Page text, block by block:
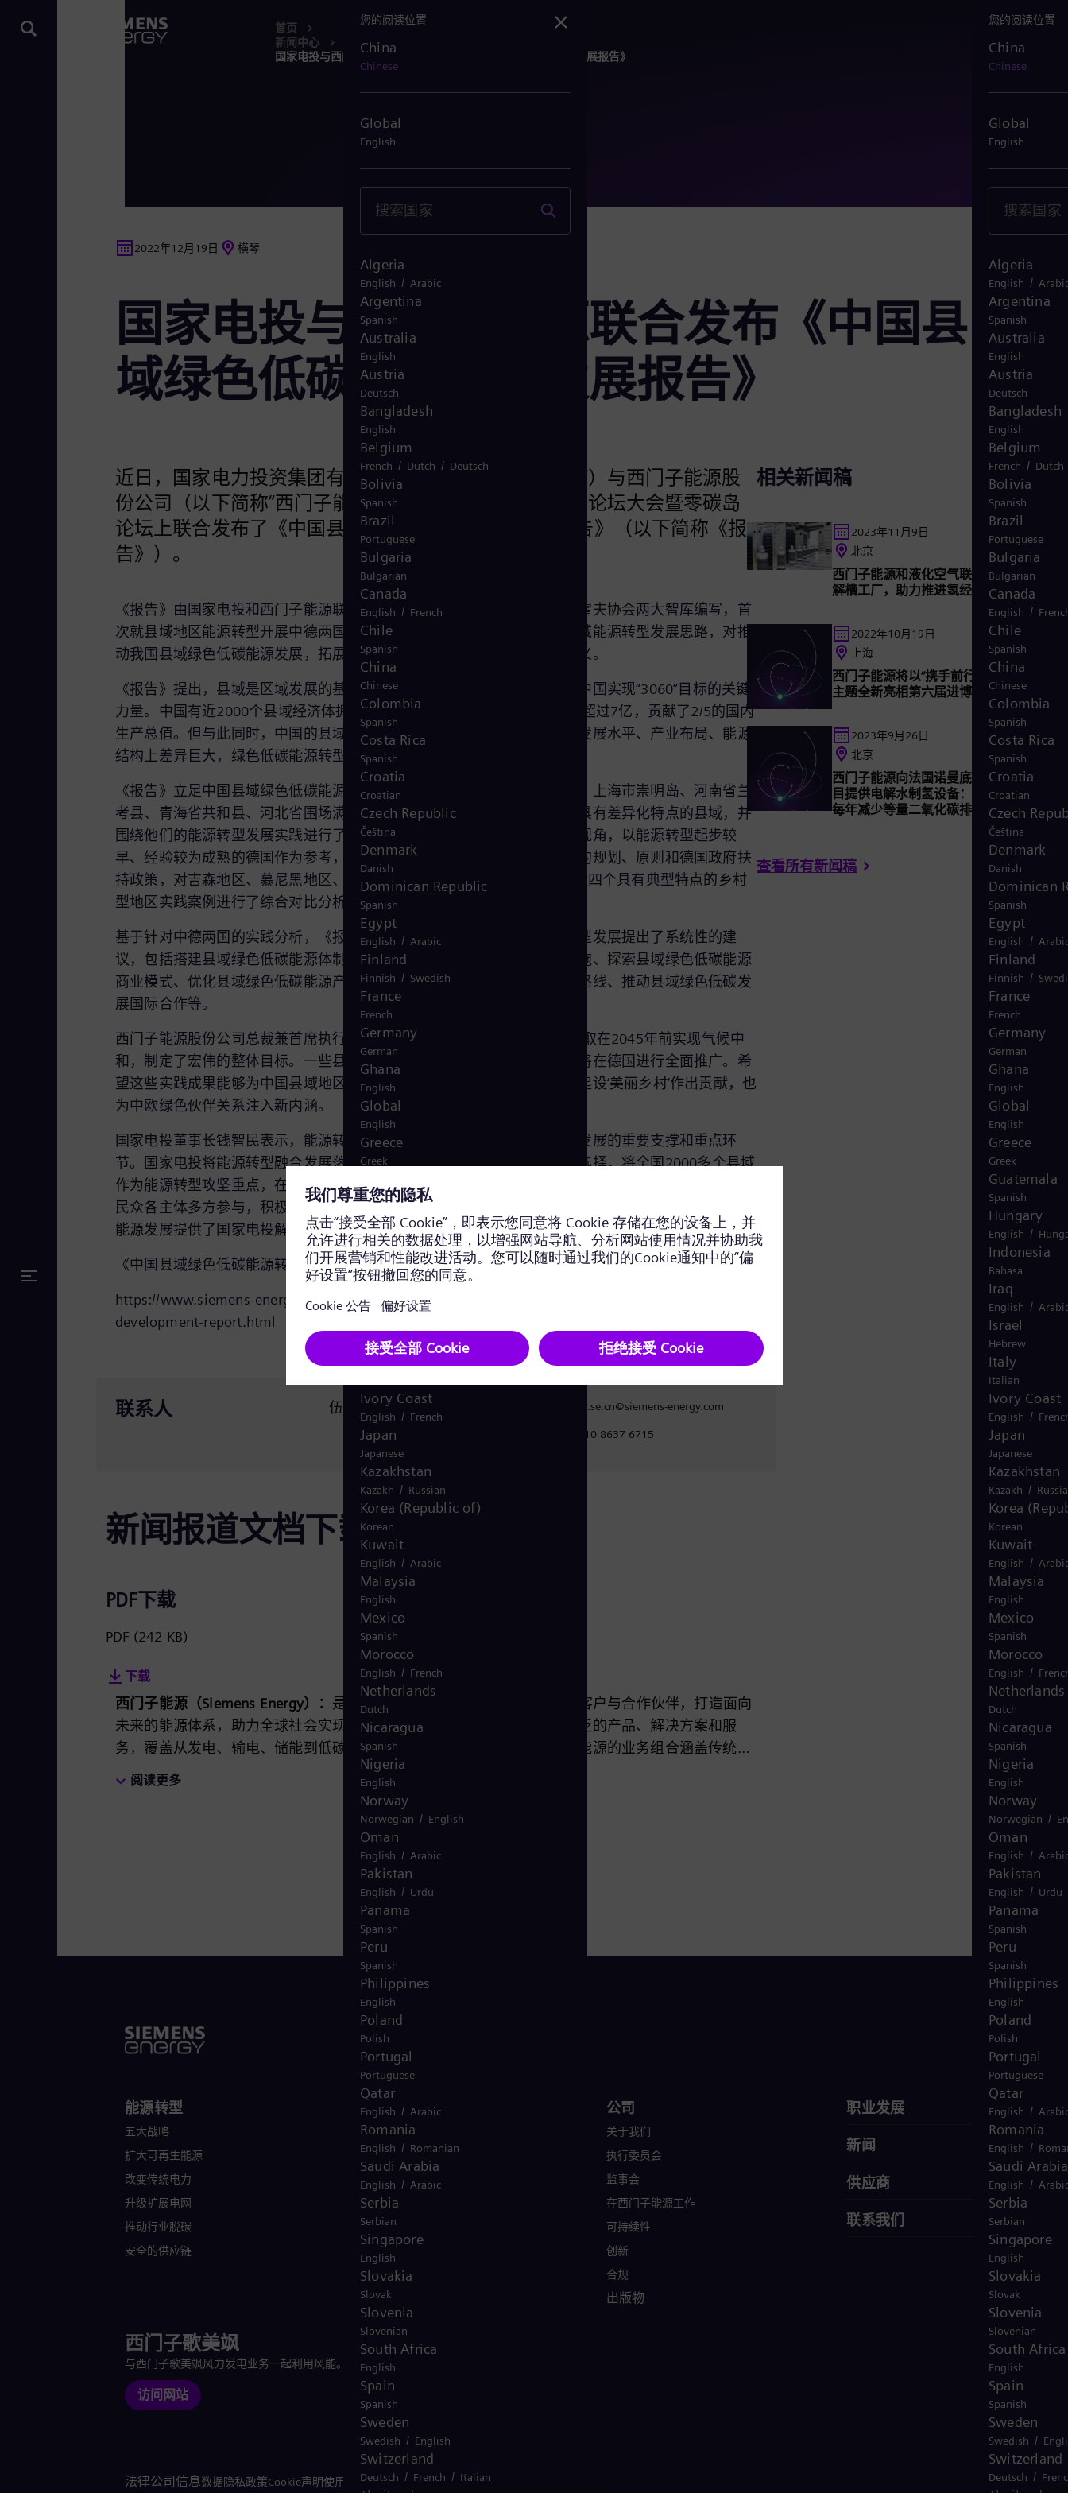
首页
新闻中心
国家电投与西门子能源联合发布《中国县域绿色低碳能源转型发展报告》
China
您的阅读位置
China
Chinese
Global
English
Algeria
English /
Argentina
Spanish
Australia
English
Austria
Deutsch
Bangladesh
English
Belgium
French / Dutch
Bolivia
Spanish
Brazil
Portuguese
Bulgaria
Bulgarian
Canada
English /
Chile
Spanish
China
Chinese
Colombia
Spanish
Costa Rica
Spanish
Croatia
Croatian
Czech
Čeština
Denmark
Danish
Dominican
Spanish
Egypt
English /
Finland
Finnish /
France
French
Germany
German
Ghana
English
Global
English
Greece
Greek
Guatemala
Spanish
Hungary
English /
Indonesia
Bahasa
Iraq
English /
Israel
Hebrew
Italy
Italian
Ivory Coast
English /
Japan
Japanese
Kazakhstan
Kazakh /
Korea
Korean
Kuwait
English /
Malaysia
English
Mexico
Spanish
Morocco
English /
Netherlands
Dutch
Nicaragua
Spanish
Nigeria
English
Norway
Norwegian /
Oman
English /
Pakistan
English / Urdu
Panama
Spanish
Peru
Spanish
Philippines
English
Poland
Polish
Portugal
Portuguese
Qatar
English /
Romania
English /
Saudi Arabia
English /
Serbia
Serbian
Singapore
English
Slovakia
Slovak
Slovenia
Slovenian
South Africa
English
Spain
Spanish
Sweden
Swedish /
Switzerland
Deutsch /
2022年12月19日 横琴
国家电投与西门子能源联合发布《中国县
域绿色低碳能源转型发展报告》
近日，国家电力投资集团有限公司（以下简称“国家电投”）与西门子能源股
份公司（以下简称“西门子能源”）在第九届国际清洁能源论坛大会暨零碳岛
论坛上联合发布了《中国县域绿色低碳能源转型发展报告》（以下简称《报
告》）。
《报告》由国家电投和西门子能源联合国务院发展研究中心和德国弗劳恩霍夫协会两大智库编写，首
次就县域地区能源转型开展中德两国实践的比较分析，并系统提出中国县域能源转型发展思路，对推
动我国县域绿色低碳能源发展，拓展全球能源企业合作新领域具有重要意义。
《报告》提出，县域是区域发展的基石，是高质量发展的重要支撑，也是中国实现“3060”目标的关键
力量。中国有近2000个县域经济体拥有丰富的资源禀赋，涵盖的人口数量超过7亿，贡献了2/5的国内
生产总值。但与此同时，中国的县域在地域特点、资源禀赋、人口分布、发展水平、产业布局、能源
结构上差异巨大，绿色低碳能源转型挑战与机遇并存。
《报告》立足中国县域绿色低碳能源转型发展现状，选取了浙江省安吉县、上海市崇明岛、河南省兰
考县、青海省共和县、河北省围场满族蒙古族自治县、辽宁省朝阳县六个具有差异化特点的县域，并
围绕他们的能源转型发展实践进行了全面分析。此外，《报告》立足国际视角，以能源转型起步较
早、经验较为成熟的德国作为参考，深入分析了德国乡村型地区绿色发展的规划、原则和德国政府扶
持政策，对吉森地区、慕尼黑地区、科赫姆-采尔地区和莱茵-洪斯吕克地区四个具有典型特点的乡村
型地区实践案例进行了综合对比分析与研究。
基于针对中德两国的实践分析，《报告》就中国县域地区绿色低碳能源转型发展提出了系统性的建
议，包括搭建县域绿色低碳能源体制机制、完善县域绿色低碳能源基础设施、探索县域绿色低碳能源
商业模式、优化县域绿色低碳能源产业体系、创新县域绿色低碳能源技术路线、推动县域绿色低碳发
展国际合作等。
西门子能源股份公司总裁兼首席执行官克里斯蒂安·布鲁赫表示，德国为争取在2045年前实现气候中
和，制定了宏伟的整体目标。一些县域先行试点的成功实践，未来二十年将在德国进行全面推广。希
望这些实践成果能够为中国县域地区的能源转型提供借鉴与参考，为中国建设‘美丽乡村’作出贡献，也
为中欧绿色伙伴关系注入新内涵。
国家电投董事长钱智民表示，能源转型是推动气候变革和国家绿色可持续发展的重要支撑和重点环
节。国家电投将能源转型融合发展落实到县域、推广到千家万户作为重要选择，将全国2000多个县域
作为能源转型攻坚重点，在推动县域生产、生活、生态向绿色转型的同时，促进区域内政府、企业、
民众各主体多方参与，积极推进产业创新转型和跨界融合发展，开拓了能源发展的崭新格局，为全球
能源发展提供了国家电投解决方案和实践样本。
《中国县域绿色低碳能源转型发展报告》以电子版形式公布于西门子能源网站:
https://www.siemens-energy.com/cn/zh/company/sustainability/china-county-low-carbon-energy-
development-report.html
联系人 伍泰有 press.se.cn@siemens-energy.com
+86 10 8637 6715
新闻报道文档下载
PDF下载
PDF (242 KB)
下载
西门子能源（Siemens Energy）： 是全球领先的能源技术公司之一，携手客户与合作伙伴，打造面向
未来的能源体系，助力全球社会实现可持续发展。西门子能源拥有丰富广泛的产品、解决方案和服
务，覆盖从发电、输电、储能到低碳工业几乎全部的能源价值链。西门子能源的业务组合涵盖传统和
可再生能源技术，如燃气轮机、蒸汽轮机、以氢气驱动的混合动力发电厂、发电机与变压器等。在风
电领域，西门子能源依托旗下的西门子歌美飒可再生能源公司（SGRE）在全球可再生能源市场居于引
领地位。据估算，全球发电量的六分之一是基于西门子能源的技术。西门子能源于2020年5月实现独
立自主运营，同年9月在德国法兰克福证券交易所上市。西门子能源在全球90多个国家和地区拥有约
9.6万名员工，并在2023财年实现营收310亿欧元。
阅读更多
相关新闻稿
2023年11月9日
北京
西门子能源和液化空气联合打造新的吉瓦
解槽工厂，助力推进氢经济发展
2022年10月19日
上海
西门子能源将以“携手前行，共创绿色未来
主题全新亮相第六届进博会
2023年9月26日
北京
西门子能源向法国诺曼底大型可再生氢生
目提供电解水制氢设备：通过利用可再生
每年减少等量二氧化碳排放25万吨
查看所有新闻稿
China
您的阅读位置
China
Chinese
Global
English
Algeria
English / Arabic
Argentina
Spanish
Australia
English
Austria
Deutsch
Bangladesh
English
Belgium
French / Dutch / Deutsch
Bolivia
Spanish
Brazil
Portuguese
Bulgaria
Bulgarian
Canada
English / French
Chile
Spanish
China
Chinese
Colombia
Spanish
Costa Rica
Spanish
Croatia
Croatian
Czech Republic
Čeština
Denmark
Danish
Dominican Republic
Spanish
Egypt
English / Arabic
Finland
Finnish / Swedish
France
French
Germany
German
Ghana
English
Global
English
Greece
Greek
Spanish
Hungary
English/Hungarian
Indonesia
Bahasa
English/Arabic
Hebrew
Ivory Coast
English / French
Japan
Japanese
Kazakhstan
Kazakh / Russian
Korea (Republic of)
Korean
Kuwait
English / Arabic
Malaysia
English
Mexico
Spanish
Morocco
English / French
Netherlands
Dutch
Nicaragua
Spanish
Nigeria
English
Norway
Norwegian / English
Oman
English / Arabic
Pakistan
English / Urdu
Panama
Spanish
Peru
Spanish
Philippines
English
Poland
Polish
Portugal
Portuguese
Qatar
English / Arabic
Romania
English / Romanian
Saudi Arabia
English / Arabic
Serbia
Serbian
Singapore
English
Slovakia
Slovak
Slovenia
Slovenian
South Africa
English
Spain
Spanish
Sweden
Swedish / English
Switzerland
Deutsch / French / Italian
联系我们
能源转型
五大战略
扩大可再生能源
改变传统电力
升级扩展电网
推动行业脱碳
安全的供应链
产品与服务
行业
案例
产品
服务
培训
公司
关于我们
执行委员会
监事会
在西门子能源工作
可持续性
创新
合规
出版物
职业发展
新闻
供应商
联系我们
西门子歌美飒
与西门子歌美飒风力发电业务一起利用风能。
访问网站
法律公司信息数据隐私政策Cookie声明使用条款加密通信